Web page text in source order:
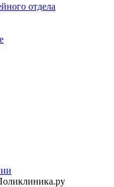
отдела